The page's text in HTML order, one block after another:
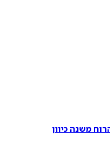
משנה כיוון